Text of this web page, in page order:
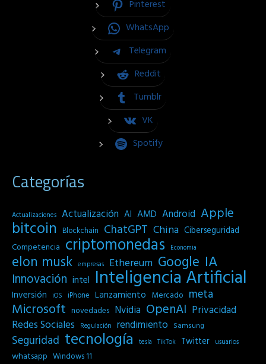
Pinterest
WhatsApp
Telegram
Reddit
Tumblr
VK
Spotify
Categorías
Actualizaciones Actualización AI AMD Android Apple
bitcoin Blockchain ChatGPT China Ciberseguridad
Competencia criptomonedas Economia
elon musk empresas Ethereum Google IA
Innovación intel Inteligencia Artificial
Inversión iOS iPhone Lanzamiento Mercado meta
Microsoft novedades Nvidia OpenAI Privacidad
Redes Sociales
Regulación rendimiento Samsung
Seguridad tecnología tesla TikTok Twitter usuarios
whatsapp Windows 11